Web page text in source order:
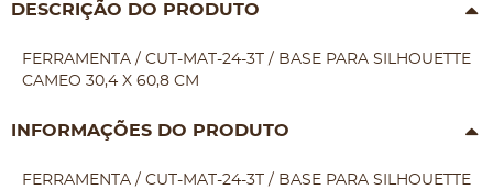
DESCRIÇÃO DO PRODUTO
FERRAMENTA / CUT-MAT-24-3T / BASE PARA SILHOUETTE
CAMEO 30,4 X 60,8 CM
INFORMAÇÕES DO PRODUTO
FERRAMENTA / CUT-MAT-24-3T / BASE PARA SILHOUETTE